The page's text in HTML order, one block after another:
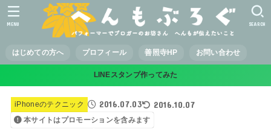
はじめての方へ プロフィール 善照寺HP お問い合わせ
SEARCH
MENU
LINEスタンプ作ってみた
iPhoneのテクニック 2016.07.03 2016.10.07
本サイトはプロモーションを含みます